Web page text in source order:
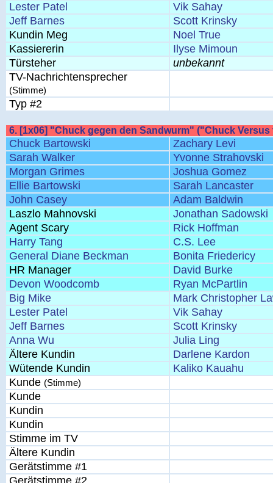
Lester Patel
Vik Sahay
Jeff Barnes
Scott Krinsky
Kundin Meg
Noel True
Kassiererin
Ilyse Mimoun
Türsteher
unbekannt
TV-Nachrichtensprecher
(Stimme)
Typ #2
6. [1x06] "Chuck gegen den Sandwurm" ("Chuck
Chuck Bartowski
Zachary Levi
Sarah Walker
Yvonne Strahovski
Morgan Grimes
Joshua Gomez
Ellie Bartowski
Sarah Lancaster
John Casey
Adam Baldwin
Laszlo Mahnovski
Jonathan Sadowski
Agent Scary
Rick Hoffman
Harry Tang
C.S. Lee
General Diane Beckman
Bonita Friedericy
HR Manager
David Burke
Devon Woodcomb
Ryan McPartlin
Big Mike
Mark Christopher
Lester Patel
Vik Sahay
Jeff Barnes
Scott Krinsky
Anna Wu
Julia Ling
Ältere Kundin
Darlene Kardon
Wütende Kundin
Kaliko Kauahu
Kunde (Stimme)
Kunde
Kundin
Kundin
Stimme im TV
Ältere Kundin
Gerätstimme #1
Gerätstimme #2